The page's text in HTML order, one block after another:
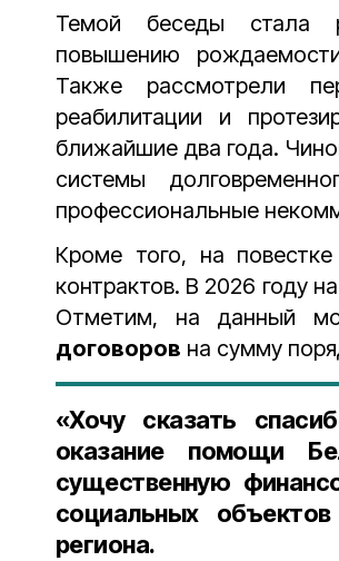
Темой беседы стала
повышению
Также рассмотрели
реабилитации и
ближайшие два года.
системы
профессиональные
Кроме того, на
контрактов. В 2026 году
Отметим, на данный
договоров на сумму
«Хочу сказать
оказание помощи
существенную
социальных
региона.